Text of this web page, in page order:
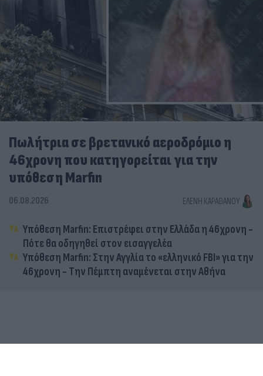
Πωλήτρια σε βρετανικό αεροδρόμιο η
46χρονη που κατηγορείται για την
υπόθεση Marfin
06.08.2026 ΕΛΈΝΗ ΚΑΡΑΘΆΝΟΥ
Υπόθεση Marfin: Επιστρέφει στην Ελλάδα η 46χρονη -
Πότε θα οδηγηθεί στον εισαγγελέα
Υπόθεση Marfin: Στην Αγγλία το «ελληνικό FBI» για την
46χρονη - Την Πέμπτη αναμένεται στην Αθήνα